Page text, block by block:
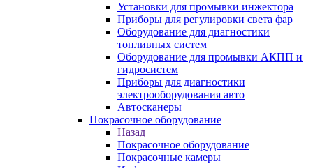
Установки для промывки инжектора
Приборы для регулировки света фар
Оборудование для диагностики
топливных систем
Оборудование для промывки АКПП и
гидросистем
Приборы для диагностики
электрооборудования авто
Автосканеры
Покрасочное оборудование
Назад
Покрасочное оборудование
Покрасочные камеры